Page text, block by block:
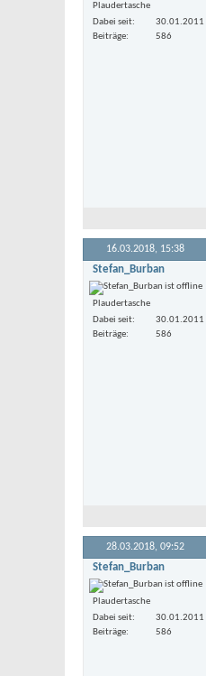
Plaudertasche
Dabei seit
30.01.2011
Beiträge
586
16.03.2018, 15:38
Stefan_Burban
Plaudertasche
Dabei seit
30.01.2011
Beiträge
586
28.03.2018, 09:52
Stefan_Burban
Plaudertasche
Dabei seit
30.01.2011
Beiträge
586